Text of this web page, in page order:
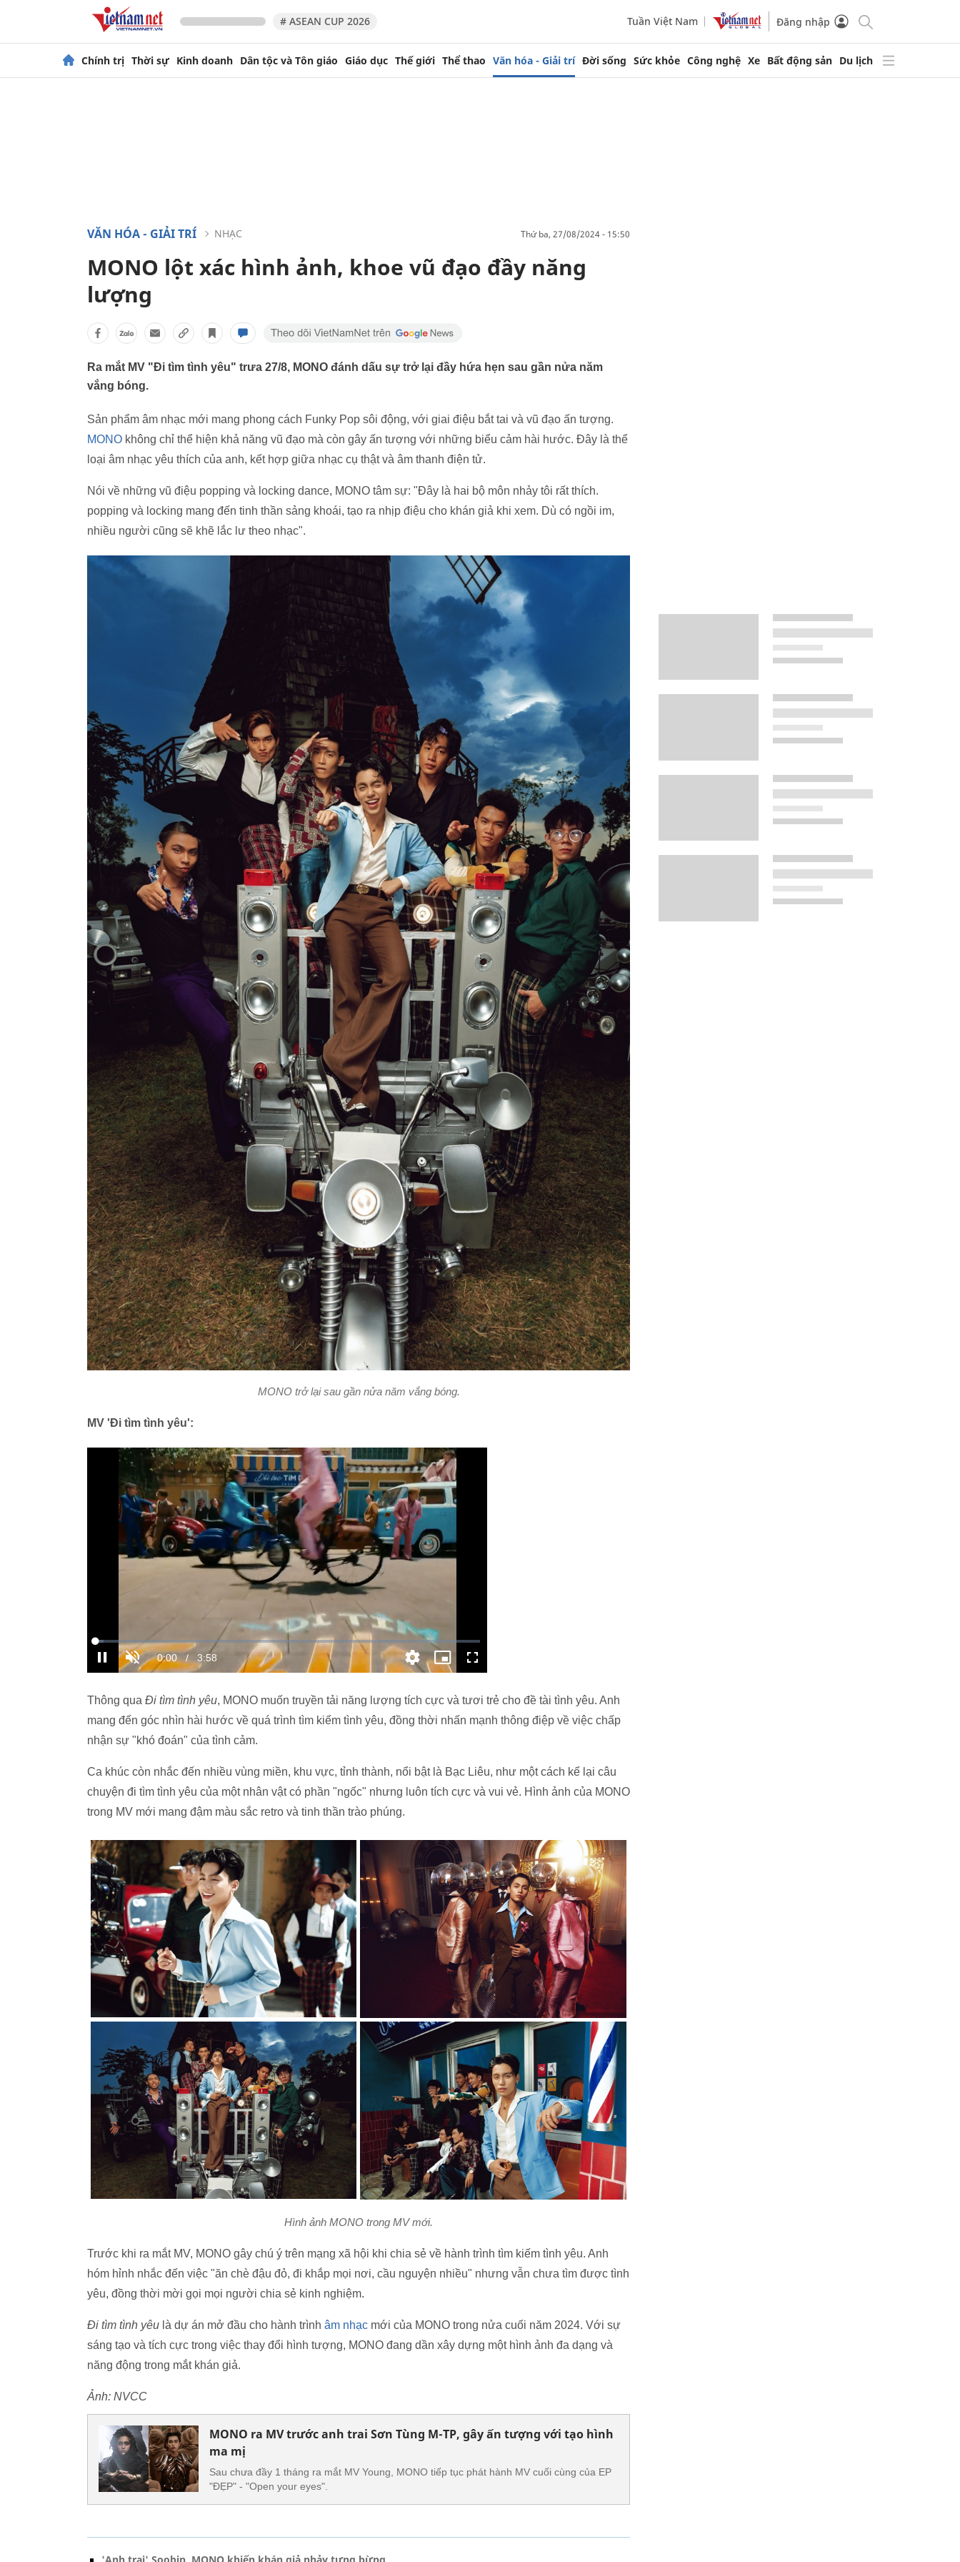
# ASEAN CUP 2026 Tuần Việt Nam Đăng nhập
Chính trị Thời sự Kinh doanh Dân tộc và Tôn giáo Giáo dục Thế giới Thể thao Văn hóa - Giải trí Đời sống Sức khỏe Công nghệ Xe Bất động sản Du lịch
VĂN HÓA - GIẢI TRÍ NHẠC thứ ba, 27/08/2024 - 15:50
MONO lột xác hình ảnh, khoe vũ đạo đầy năng
lượng
Ra mắt MV "Đi tìm tình yêu" trưa 27/8, MONO đánh dấu sự trở lại đầy hứa hẹn sau gần nửa năm
vắng bóng.
Sản phẩm âm nhạc mới mang phong cách Funky Pop sôi động, với giai điệu bắt tai và vũ đạo ấn tượng.
MONO không chỉ thể hiện khả năng vũ đạo mà còn gây ấn tượng với những biểu cảm hài hước. Đây là thể
loại âm nhạc yêu thích của anh, kết hợp giữa nhạc cụ thật và âm thanh điện tử.
Nói về những vũ điệu popping và locking dance, MONO tâm sự: "Đây là hai bộ môn nhảy tôi rất thích.
popping và locking mang đến tinh thần sảng khoái, tạo ra nhịp điệu cho khán giả khi xem. Dù có ngồi im,
nhiều người cũng sẽ khẽ lắc lư theo nhạc".
MONO trở lại sau gần nửa năm vắng bóng.
MV 'Đi tìm tình yêu':
Thông qua Đi tìm tình yêu, MONO muốn truyền tải năng lượng tích cực và tươi trẻ cho đề tài tình yêu. Anh
mang đến góc nhìn hài hước về quá trình tìm kiếm tình yêu, đồng thời nhấn mạnh thông điệp về việc chấp
nhận sự "khó đoán" của tình cảm.
Ca khúc còn nhắc đến nhiều vùng miền, khu vực, tỉnh thành, nổi bật là Bạc Liêu, như một cách kể lại câu
chuyện đi tìm tình yêu của một nhân vật có phần "ngốc" nhưng luôn tích cực và vui vẻ. Hình ảnh của MONO
trong MV mới mang đậm màu sắc retro và tinh thần trào phúng.
Hình ảnh MONO trong MV mới.
Trước khi ra mắt MV, MONO gây chú ý trên mạng xã hội khi chia sẻ về hành trình tìm kiếm tình yêu. Anh
hóm hỉnh nhắc đến việc "ăn chè đậu đỏ, đi khắp mọi nơi, cầu nguyện nhiều" nhưng vẫn chưa tìm được tình
yêu, đồng thời mời gọi mọi người chia sẻ kinh nghiệm.
Đi tìm tình yêu là dự án mở đầu cho hành trình âm nhạc mới của MONO trong nửa cuối năm 2024. Với sự
sáng tạo và tích cực trong việc thay đổi hình tượng, MONO đang dần xây dựng một hình ảnh đa dạng và
năng động trong mắt khán giả.
Ảnh: NVCC
MONO ra MV trước anh trai Sơn Tùng M-TP, gây ấn tượng với tạo hình
ma mị
Sau chưa đầy 1 tháng ra mắt MV Young, MONO tiếp tục phát hành MV cuối cùng của EP
"ĐẸP" - "Open your eyes".